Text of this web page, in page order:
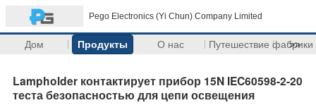
Pego Electronics (Yi Chun) Company Limited
Дом Продукты О нас Путешествие фабрики
>>
Lampholder контактирует прибор 15N IEC60598-2-20
теста безопасностью для цепи освещения